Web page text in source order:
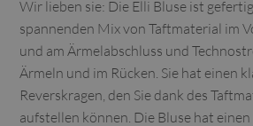
Wir lieben sie: Die Elli Bluse ist
spannenden Mix von Taftmaterial im
und am Ärmelabschluss und
Ärmeln und im Rücken. Sie hat einen
Reverskragen, den Sie dank des
aufstellen können. Die Bluse hat einen